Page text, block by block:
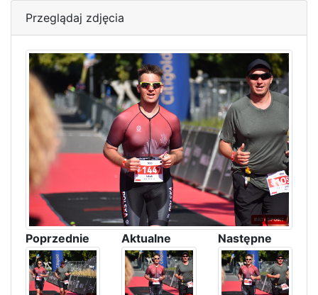
Przeglądaj zdjęcia
Poprzednie Aktualne Następne